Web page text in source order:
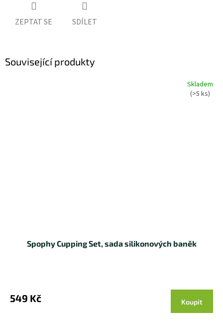
ZEPTAT SE SDÍLET
Související produkty
Skladem
(>5 ks)
Spophy Cupping Set, sada silikonových baněk
produktu
je
549 Kč Koupit